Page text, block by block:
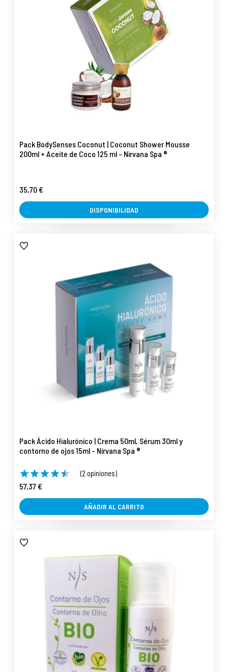
Pack BodySenses Coconut | Coconut Shower Mousse
200ml + Aceite de Coco 125 ml - Nirvana Spa ®
35,70 €
DISPONIBILIDAD
Pack Ácido Hialurónico | Crema 50ml, Sérum 30ml y
contorno de ojos 15ml - Nirvana Spa ®
(2 opiniones)
57,37 €
AÑADIR AL CARRITO